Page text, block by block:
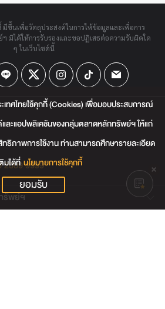
ขึ้นเพื่อวัตถุประสงค์ในการให้ข้อมูลและเพื่อการ
มิได้ให้การรับรองและขอปฏิเสธต่อความรับผิดใด
ๆ ในเว็บไซต์นี้
2009 9999
รัพย์ฯ
ทศไทยใช้คุกกี้ (Cookies) เพื่อมอบประสบการณ์
และแอปพลิเคชันของกลุ่มตลาดหลักทรัพย์ฯ ให้แก่
ธิภาพการใช้งาน ท่านสามารถศึกษารายละเอียด
มได้ที่นโยบายการใช้คุกกี้
ยอมรับ